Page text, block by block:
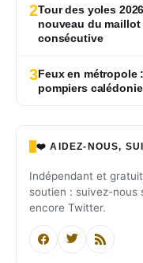
2Tour des yoles
nouveau du
consécutive
3Feux en métropole
pompiers
❤️ AIDEZ-NOUS,
Indépendant et
soutien : suivez-nous
encore Twitter.